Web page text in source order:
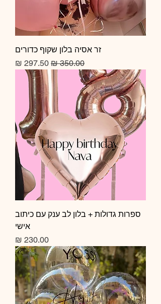
זר אסיה בלון שקוף כדורים
מחיר רגיל מחיר מבצע
ספרות גדולות + בלון לב ענק עם כיתוב
אישי
מחיר